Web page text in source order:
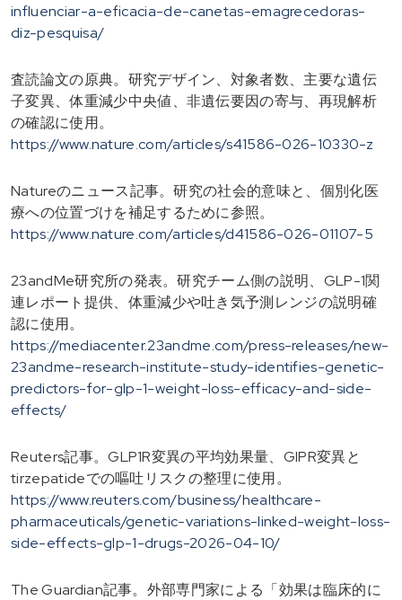
influenciar-a-eficacia-de-canetas-emagrecedoras-
diz-pesquisa/
査読論文の原典。研究デザイン、対象者数、主要な遺伝
子変異、体重減少中央値、非遺伝要因の寄与、再現解析
の確認に使用。
https://www.nature.com/articles/s41586-026-10330-z
Natureのニュース記事。研究の社会的意味と、個別化医
療への位置づけを補足するために参照。
https://www.nature.com/articles/d41586-026-01107-5
23andMe研究所の発表。研究チーム側の説明、GLP-1関
連レポート提供、体重減少や吐き気予測レンジの説明確
認に使用。
https://mediacenter.23andme.com/press-releases/new-
23andme-research-institute-study-identifies-genetic-
predictors-for-glp-1-weight-loss-efficacy-and-side-
effects/
Reuters記事。GLP1R変異の平均効果量、GIPR変異と
tirzepatideでの嘔吐リスクの整理に使用。
https://www.reuters.com/business/healthcare-
pharmaceuticals/genetic-variations-linked-weight-loss-
side-effects-glp-1-drugs-2026-04-10/
The Guardian記事。外部専門家による「効果は臨床的に